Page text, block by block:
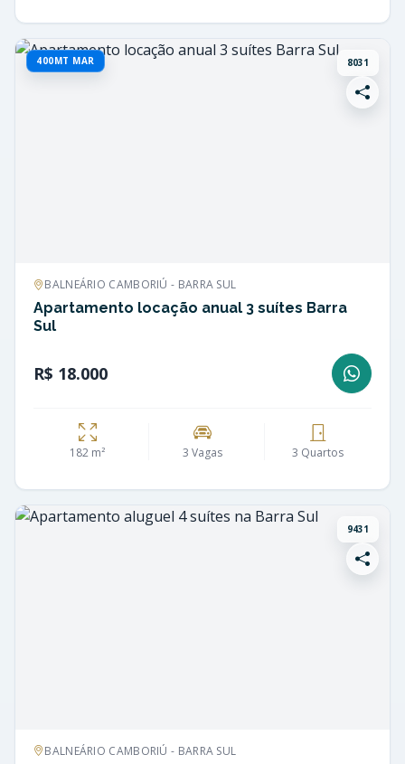
400MT MAR 8031
BALNEÁRIO CAMBORIÚ - BARRA SUL
Apartamento locação anual 3 suítes Barra
Sul
R$ 18.000
182 m² 3 Vagas 3 Quartos
9431
BALNEÁRIO CAMBORIÚ - BARRA SUL